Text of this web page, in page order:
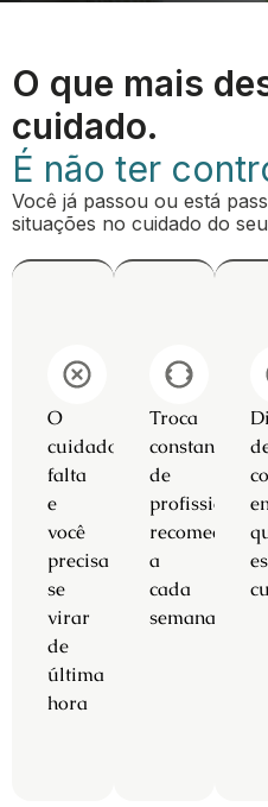
O que mais
cuidado.
É não ter
Você já passou ou está
situações no cuidado do
O
cuidador
falta
e
você
precisa
se
virar
de
última
hora
Troca
constante
de
profissionais,
recomeço
a
cada
semana